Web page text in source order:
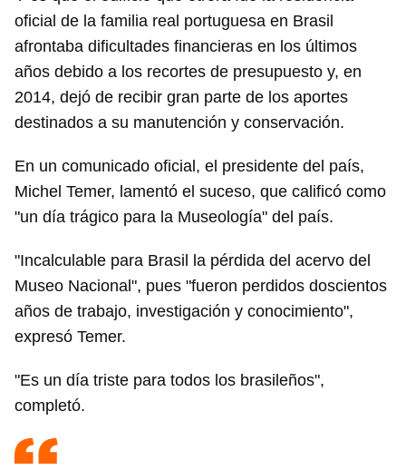
oficial de la familia real portuguesa en Brasil
afrontaba dificultades financieras en los últimos
años debido a los recortes de presupuesto y, en
2014, dejó de recibir gran parte de los aportes
destinados a su manutención y conservación.
En un comunicado oficial, el presidente del país,
Michel Temer, lamentó el suceso, que calificó como
"un día trágico para la Museología" del país.
"Incalculable para Brasil la pérdida del acervo del
Museo Nacional", pues "fueron perdidos doscientos
años de trabajo, investigación y conocimiento",
expresó Temer.
"Es un día triste para todos los brasileños",
completó.